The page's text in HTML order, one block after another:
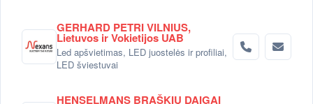
GERHARD PETRI VILNIUS,
Lietuvos ir Vokietijos UAB
Led apšvietimas, LED juostelės ir profiliai,
LED šviestuvai
HENSELMANS BRAŠKIŲ DAIGAI